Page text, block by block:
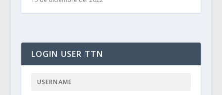
LOGIN USER TTN